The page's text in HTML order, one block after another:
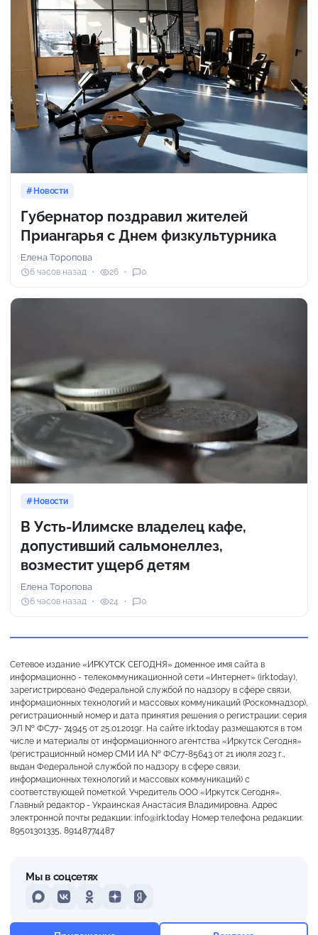
Сильная морось
Новости
Губернатор поздравил жителей
Приангарья с Днем физкультурника
Елена Торопова
6 часов назад 26 0
Новости
В Усть-Илимске владелец кафе,
допустивший сальмонеллез,
возместит ущерб детям
Елена Торопова
6 часов назад 24 0
Сетевое издание «ИРКУТСК СЕГОДНЯ» доменное имя сайта в
информационно - телекоммуникационной сети «Интернет» (irk.today),
зарегистрировано Федеральной службой по надзору в сфере связи,
информационных технологий и массовых коммуникаций (Роскомнадзор),
регистрационный номер и дата принятия решения о регистрации: серия
ЭЛ № ФС77- 74945 от 25.01.2019г. На сайте irk.today размещаются в том
числе и материалы от информационного агентства «Иркутск Сегодня»
(регистрационный номер СМИ ИА № ФС77-85643 от 21 июля 2023 г.,
выдан Федеральной службой по надзору в сфере связи,
информационных технологий и массовых коммуникаций) с
соответствующей пометкой. Учредитель ООО «Иркутск Сегодня».
Главный редактор - Украинская Анастасия Владимировна. Адрес
электронной почты редакции: info@irk.today Номер телефона редакции:
89501301335, 89148774487
Мы в соцсетях
MAXVKontakteOdnoklassniki
DzenYandex